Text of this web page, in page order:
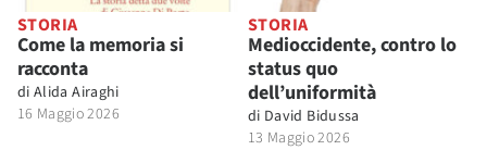
STORIA
Come la memoria si
racconta
di Alida Airaghi
16 Maggio 2026
STORIA
Medioccidente, contro lo
status quo
dell’uniformità
di David Bidussa
13 Maggio 2026